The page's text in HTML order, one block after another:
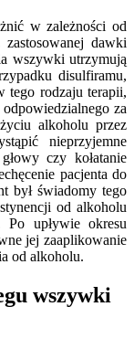
w zależności od
dawki
wszywki utrzymują
disulfiramu,
tego rodzaju terapii,
za
alkoholu przez
nieprzyjemne
czy kołatanie
pacjenta do
był świadomy tego
od alkoholu
upływie okresu
jej zaaplikowanie
od alkoholu.
wszywki